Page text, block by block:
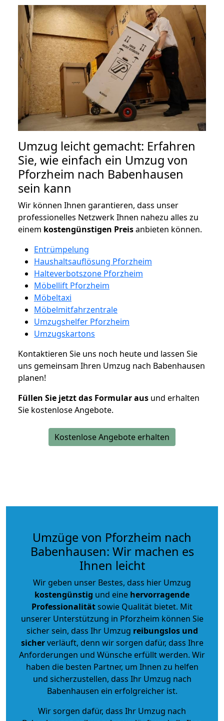
Umzug leicht gemacht: Erfahren
Sie, wie einfach ein Umzug von
Pforzheim nach Babenhausen
sein kann
Wir können Ihnen garantieren, dass unser
professionelles Netzwerk Ihnen nahezu alles zu
einem kostengünstigen Preisanbieten können.
Entrümpelung
Haushaltsauflösung Pforzheim
Halteverbotszone Pforzheim
Möbellift Pforzheim
Möbeltaxi
Möbelmitfahrzentrale
Umzugshelfer Pforzheim
Umzugskartons
Kontaktieren Sie uns noch heute und lassen Sie
uns gemeinsam Ihren Umzug nach Babenhausen
planen!
Füllen Sie jetzt das Formular aus und erhalten
Sie kostenlose Angebote.
Kostenlose Angebote erhalten
Umzüge von Pforzheim nach
Babenhausen: Wir machen es
Ihnen leicht
Wir geben unser Bestes, dass hier Umzug
kostengünstig und eine hervorragende
Professionalitätsowie Qualität bietet. Mit
unserer Unterstützung in Pforzheim können Sie
sicher sein, dass Ihr Umzug reibungslos und
sicherverläuft, denn wir sorgen dafür, dass Ihre
Anforderungen und Wünsche erfüllt werden. Wir
haben die besten Partner, um Ihnen zu helfen
und sicherzustellen, dass Ihr Umzug nach
Babenhausen ein erfolgreicher ist.
Wir sorgen dafür, dass Ihr Umzug nach